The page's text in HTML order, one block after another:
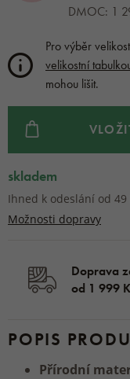
DMOC: 1
Pro výběr
velikostní
mohou lišit.
skladem
Ihned k odeslání od
Možnosti dopravy
Doprava
od 1 999
POPIS
Přírodní